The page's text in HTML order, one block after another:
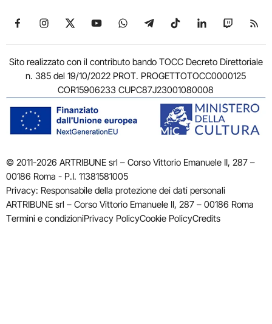
Seguici su Facebook
Seguici su Instagram
Seguici su X
Seguici su YouTube
Seguici su WhatsApp
Seguici su Telegram
Seguici su TikTok
Seguici su
Seguici
Sito realizzato con il contributo bando TOCC Decreto Direttoriale
n. 385 del 19/10/2022 PROT. PROGETTOTOCC0000125
COR15906233 CUPC87J23001080008
© 2011-2026 ARTRIBUNE srl – Corso Vittorio Emanuele II, 287 –
00186 Roma - P.I. 11381581005
Privacy: Responsabile della protezione dei dati personali
ARTRIBUNE srl – Corso Vittorio Emanuele II, 287 – 00186 Roma
Termini e condizioniPrivacy PolicyCookie PolicyCredits